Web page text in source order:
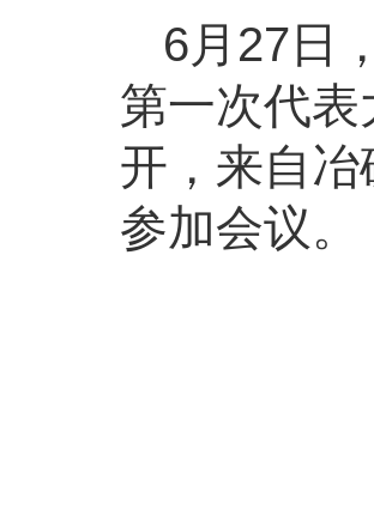
6月27日
第一次代
开，来自
参加会议。